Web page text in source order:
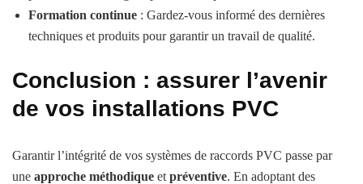
Formation continue : Gardez-vous informé des dernières
techniques et produits pour garantir un travail de qualité.
Conclusion : assurer l’avenir
de vos installations PVC
Garantir l’intégrité de vos systèmes de raccords PVC passe par
une approche méthodique et préventive. En adoptant des